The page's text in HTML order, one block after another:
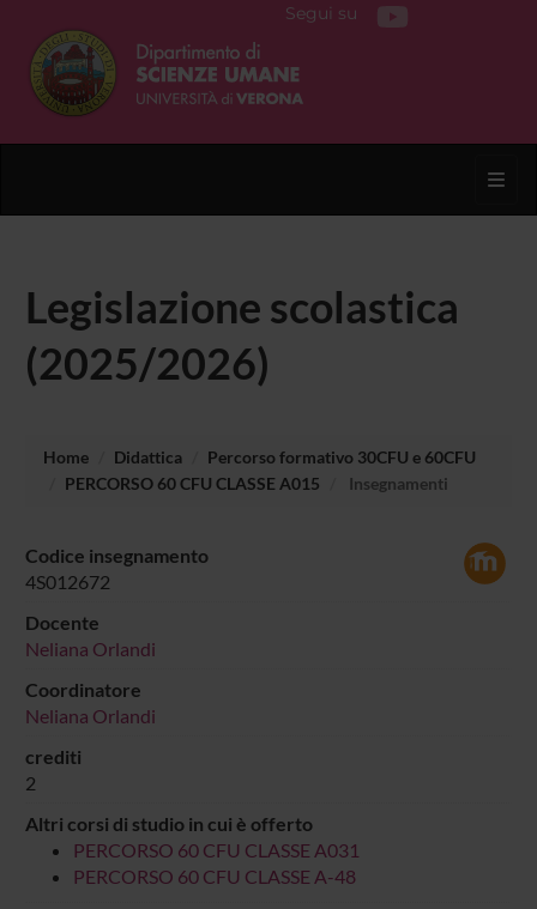
Segui su
Legislazione scolastica
(2025/2026)
Home Didattica
Percorso formativo 30CFU e 60CFU
PERCORSO 60 CFU CLASSE A015
Insegnamenti
Codice insegnamento
4S012672
Docente
Neliana Orlandi
Coordinatore
Neliana Orlandi
crediti
2
Altri corsi di studio in cui è offerto
PERCORSO 60 CFU CLASSE A031
PERCORSO 60 CFU CLASSE A-48